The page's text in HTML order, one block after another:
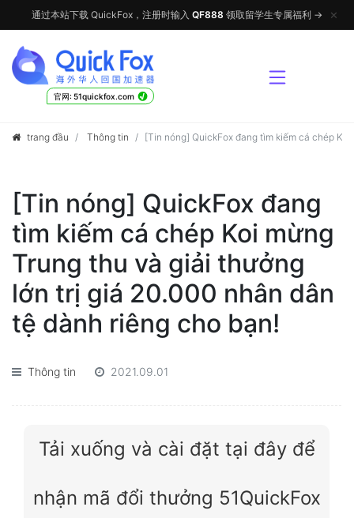
通过本站下载 QuickFox，注册时输入 QF888 领取留学生专属福利 → ✕
官网: 51quickfox.com √
trang đầu Thông tin [Tin nóng] QuickFox đang tìm kiếm cá chép
[Tin nóng] QuickFox đang
tìm kiếm cá chép Koi mừng
Trung thu và giải thưởng
lớn trị giá 20.000 nhân dân
tệ dành riêng cho bạn!
Thông tin 2021.09.01
Tải xuống và cài đặt tại đây để
nhận mã đổi thưởng 51QuickFox